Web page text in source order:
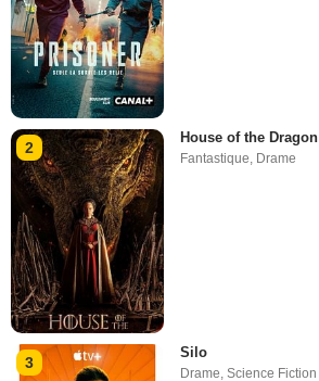
2
House of the Dragon
Fantastique Drame
3
Silo
Drame,Science Fiction